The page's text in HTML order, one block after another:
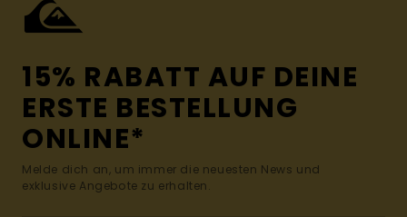
15% RABATT AUF DEINE
ERSTE BESTELLUNG
ONLINE*
Melde dich an, um immer die neuesten News und
exklusive Angebote zu erhalten.